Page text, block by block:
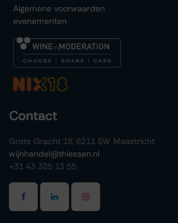
Algemene voorwaarden
evenementen
Contact
Grote Gracht 18, 6211 SW Maastricht
wijnhandel@thiessen.nl
+31 43 325 13 55